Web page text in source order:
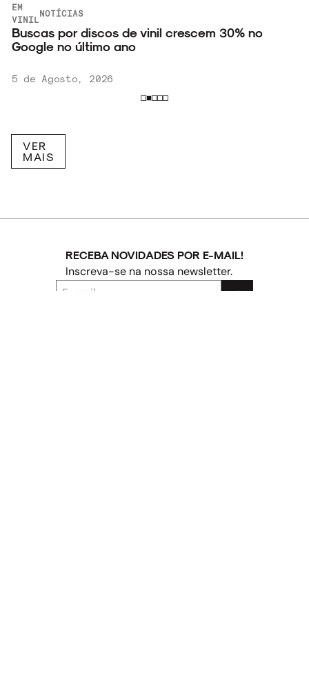
EM
VINIL
NOTÍCIAS
Buscas por discos de vinil crescem 30% no
Google no último ano
5 de Agosto, 2026
VER
MAIS
RECEBA NOVIDADES POR E-MAIL!
Inscreva-se na nossa newsletter.